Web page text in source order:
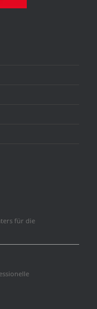
für die